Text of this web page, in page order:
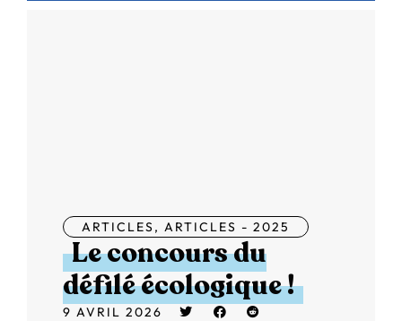
ARTICLES, ARTICLES - 2025
Le concours du
défilé écologique !
9 AVRIL 2026